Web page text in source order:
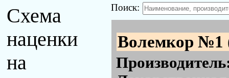
Схема
наценки
на
Поиск:
Волемкор №1